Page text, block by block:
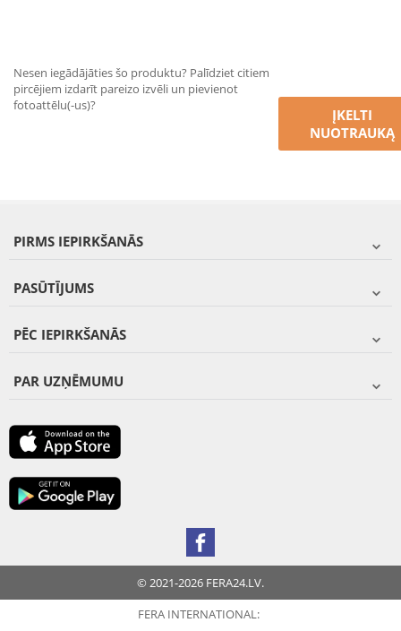
Nesen iegādājāties šo produktu? Palīdziet citiem
pircējiem izdarīt pareizo izvēli un pievienot
fotoattēlu(-us)?
ĮKELTI
NUOTRAUKĄ
PIRMS IEPIRKŠANĀS
PASŪTĪJUMS
PĒC IEPIRKŠANĀS
PAR UZŅĒMUMU
© 2021-2026 FERA24.LV.
FERA INTERNATIONAL: